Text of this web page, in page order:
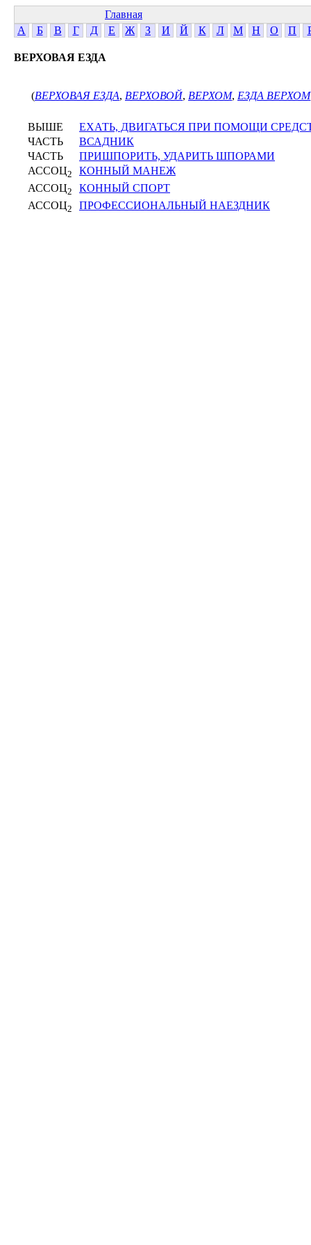
Главная
А
Б В Г Д Е Ж З И Й К Л М Н О П
ВЕРХОВАЯ ЕЗДА
(ВЕРХОВАЯ ЕЗДА, ВЕРХОВОЙ, ВЕРХОМ, ЕЗДА ВЕРХОМ
ВЫШЕ
ЕХАТЬ, ДВИГАТЬСЯ ПРИ ПОМОЩИ
ЧАСТЬ
ВСАДНИК
ЧАСТЬ
ПРИШПОРИТЬ, УДАРИТЬ ШПОРАМИ
АССОЦ2
КОННЫЙ МАНЕЖ
АССОЦ2
КОННЫЙ СПОРТ
АССОЦ2 ПРОФЕССИОНАЛЬНЫЙ НАЕЗДНИК